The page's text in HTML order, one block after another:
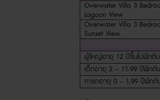
Overwater Villa 3
Lagoon View
Overwater Villa 3
Sunset View
ผู้ใหญ่อายุ 12 ปีขึ้นไปพัก
เด็กอายุ 2 – 11.99 ปีพักกั
ทารกอายุ 0 – 1.99 ปีพัก